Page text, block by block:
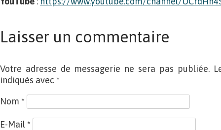
Laisser un commentaire
Votre adresse de messagerie ne sera pas publiée.
indiqués avec *
Nom *
E-Mail *